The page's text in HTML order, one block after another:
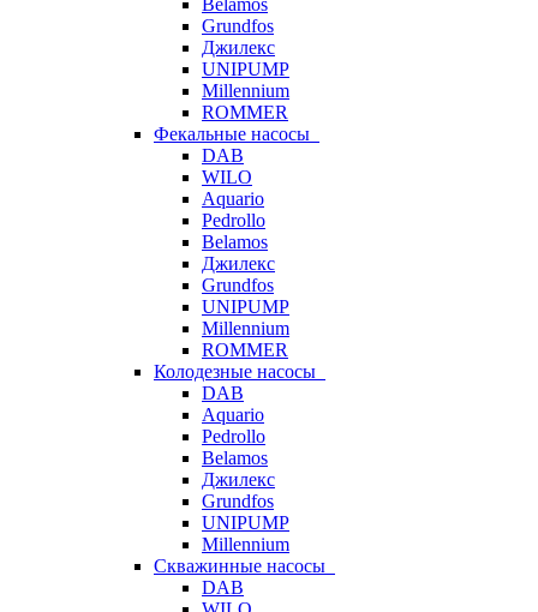
Belamos
Grundfos
Джилекс
UNIPUMP
Millennium
ROMMER
Фекальные насосы
DAB
WILO
Aquario
Pedrollo
Belamos
Джилекс
Grundfos
UNIPUMP
Millennium
ROMMER
Колодезные насосы
DAB
Aquario
Pedrollo
Belamos
Джилекс
Grundfos
UNIPUMP
Millennium
Скважинные насосы
DAB